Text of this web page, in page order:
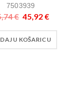
7503939
€ 45,92 €
U KOŠARICU